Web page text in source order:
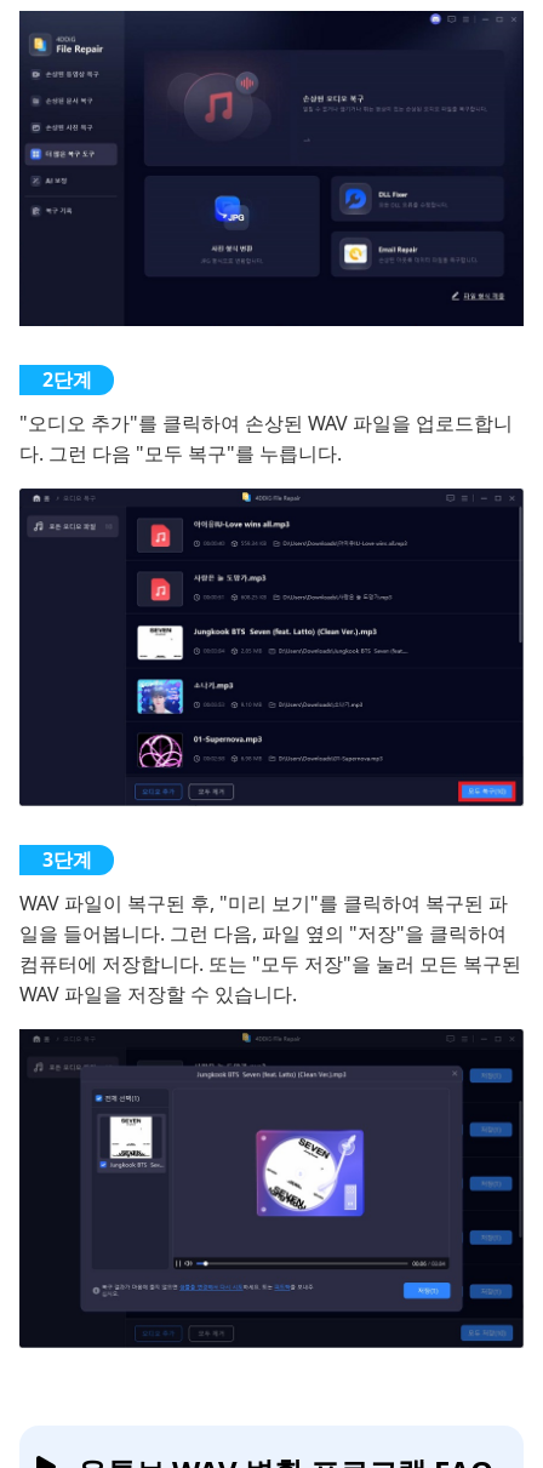
"오디오 추가"를 클릭하여 손상된 WAV 파일을 업로드합니
다. 그런 다음 "모두 복구"를 누릅니다.
WAV 파일이 복구된 후, "미리 보기"를 클릭하여 복구된 파
일을 들어봅니다. 그런 다음, 파일 옆의 "저장"을 클릭하여
컴퓨터에 저장합니다. 또는 "모두 저장"을 눌러 모든 복구된
WAV 파일을 저장할 수 있습니다.